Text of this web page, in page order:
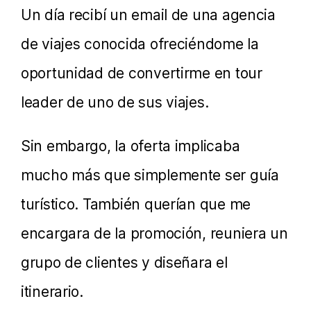
Un día recibí un email de una agencia
de viajes conocida ofreciéndome la
oportunidad de convertirme en tour
leader de uno de sus viajes.
Sin embargo, la oferta implicaba
mucho más que simplemente ser guía
turístico. También querían que me
encargara de la promoción, reuniera un
grupo de clientes y diseñara el
itinerario.